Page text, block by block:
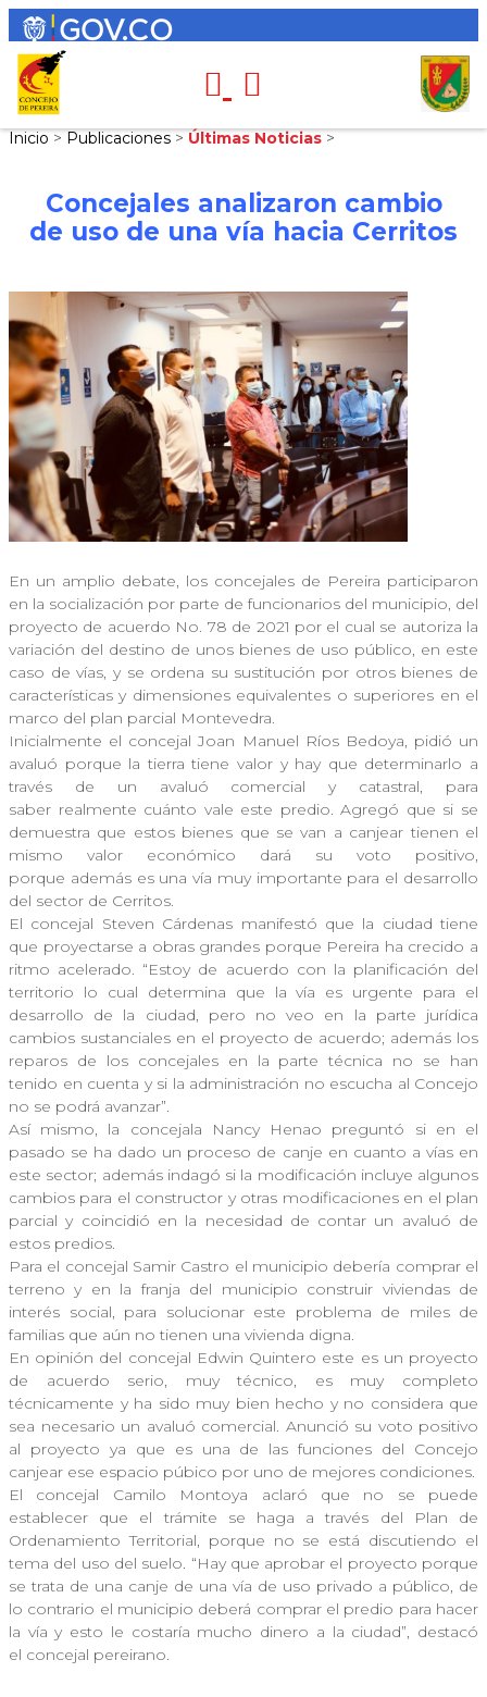
Inicio > Publicaciones > Últimas Noticias >
Concejales analizaron cambio
de uso de una vía hacia Cerritos
En un amplio debate, los concejales de Pereira participaron
en la socialización por parte de funcionarios del municipio, del
proyecto de acuerdo No. 78 de 2021 por el cual se autoriza la
variación del destino de unos bienes de uso público, en este
caso de vías, y se ordena su sustitución por otros bienes de
características y dimensiones equivalentes o superiores en el
marco del plan parcial Montevedra.
Inicialmente el concejal Joan Manuel Ríos Bedoya, pidió un
avaluó porque la tierra tiene valor y hay que determinarlo a
través de un avaluó comercial y catastral, para
saber realmente cuánto vale este predio. Agregó que si se
demuestra que estos bienes que se van a canjear tienen el
mismo valor económico dará su voto positivo,
porque además es una vía muy importante para el desarrollo
del sector de Cerritos.
El concejal Steven Cárdenas manifestó que la ciudad tiene
que proyectarse a obras grandes porque Pereira ha crecido a
ritmo acelerado. “Estoy de acuerdo con la planificación del
territorio lo cual determina que la vía es urgente para el
desarrollo de la ciudad, pero no veo en la parte jurídica
cambios sustanciales en el proyecto de acuerdo; además los
reparos de los concejales en la parte técnica no se han
tenido en cuenta y si la administración no escucha al Concejo
no se podrá avanzar”.
Así mismo, la concejala Nancy Henao preguntó si en el
pasado se ha dado un proceso de canje en cuanto a vías en
este sector; además indagó si la modificación incluye algunos
cambios para el constructor y otras modificaciones en el plan
parcial y coincidió en la necesidad de contar un avaluó de
estos predios.
Para el concejal Samir Castro el municipio debería comprar el
terreno y en la franja del municipio construir viviendas de
interés social, para solucionar este problema de miles de
familias que aún no tienen una vivienda digna.
En opinión del concejal Edwin Quintero este es un proyecto
de acuerdo serio, muy técnico, es muy completo
técnicamente y ha sido muy bien hecho y no considera que
sea necesario un avaluó comercial. Anunció su voto positivo
al proyecto ya que es una de las funciones del Concejo
canjear ese espacio púbico por uno de mejores condiciones.
El concejal Camilo Montoya aclaró que no se puede
establecer que el trámite se haga a través del Plan de
Ordenamiento Territorial, porque no se está discutiendo el
tema del uso del suelo. “Hay que aprobar el proyecto porque
se trata de una canje de una vía de uso privado a público, de
lo contrario el municipio deberá comprar el predio para hacer
la vía y esto le costaría mucho dinero a la ciudad”, destacó
el concejal pereirano.